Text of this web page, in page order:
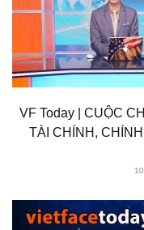
VF Today | CUỘC
TÀI CHÍNH,